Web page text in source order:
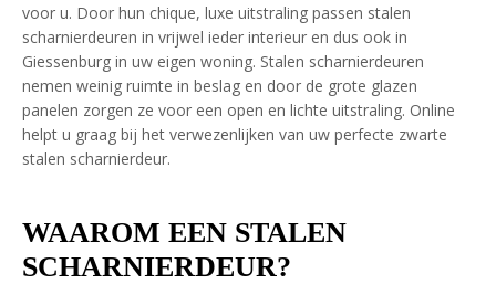
voor u. Door hun chique, luxe uitstraling passen stalen
scharnierdeuren in vrijwel ieder interieur en dus ook in
Giessenburg in uw eigen woning. Stalen scharnierdeuren
nemen weinig ruimte in beslag en door de grote glazen
panelen zorgen ze voor een open en lichte uitstraling. Online
helpt u graag bij het verwezenlijken van uw perfecte zwarte
stalen scharnierdeur.
WAAROM EEN STALEN
SCHARNIERDEUR?